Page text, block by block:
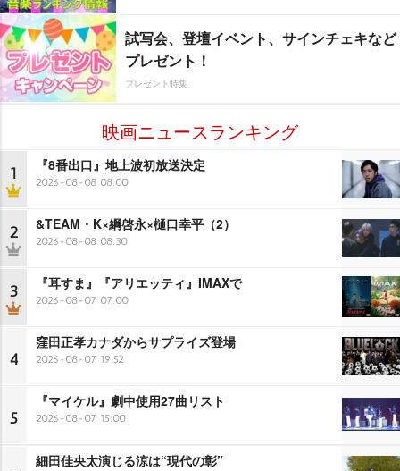
試写会、登壇イベント、サインチェキなど
プレゼント！
プレゼント特集
映画ニュースランキング
1 『8番出口』地上波初放送決定
2026-08-08 08:00
2 &TEAM・K×綱啓永×樋口幸平（2）
2026-08-08 08:30
3 『耳すま』『アリエッティ』IMAXで
2026-08-07 07:00
4
窪田正孝カナダからサプライズ登場
2026-08-07 19:52
5
『マイケル』劇中使用27曲リスト
2026-08-07 15:00
細田佳央太演じる涼は“現代の彰”